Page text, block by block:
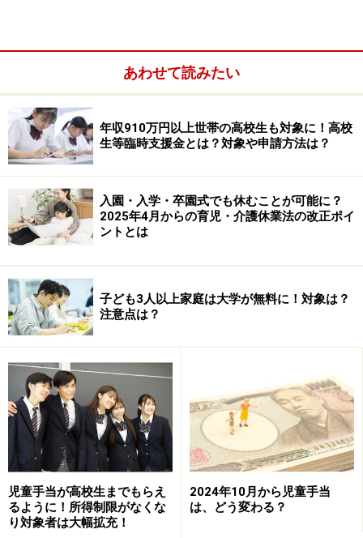
減額されません。
もし夫が就職前に国民年金保険料を滞納していたら、遺
族年金の合計約152万円（年額）が支給されないことも
あるので、小春さんが遺族年金より児童扶養手当をもら
っている可能性もあります（参考記事：
ー・シングルファザーのための公的制度
■ 小春さんは児童扶養手当をもらっている？
ます。小春さんは遺族年金でなく児童扶養手当の受給者
である可能性もあります。児童扶養手当は子ども2人で
全額支給だと月額約4万6000円。小春さんの就労収入が
年収約171万円を超えると、10円きざみで月額が調整さ
れます。
■児童手当、児童育成手当も上乗せ
小春さんの場合、子ども2人だと、国の手当として児童
手当が月額2万円（1人だと月1万円）です。渋谷区在住
とのこと、東京都は自治体として児童育成手当を支給し
ているので、子ども2人で月額2万7000円（子ども1人に
つき月額1万3500円）です。
あわせて読みたい
年収910万円以上世帯の高校生も対象に！高校
生等臨時支援金とは？対象や申請方法は？
入園・入学・卒園式でも休むことが可能に？
2025年4月からの育児・介護休業法の改正ポイ
ントとは
子ども3人以上家庭は大学が無料に！対象は？
注意点は？
児童手当が高校生までもらえ
るように！所得制限がなくな
り対象者は大幅拡充！
2024年10月から児童手当
は、どう変わる？